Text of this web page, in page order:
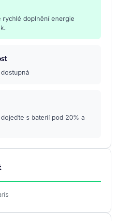
rychlé doplnění energie
s baterií pod 20% a